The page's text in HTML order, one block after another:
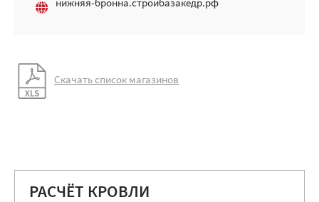
нижняя-бронна.стройбазакедр.рф
Скачать список магазинов
РАСЧЁТ КРОВЛИ